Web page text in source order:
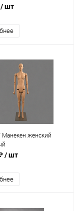
/ шт
Манекен женский
/ шт